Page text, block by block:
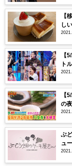
【
し
【
ト
【
の
ぶ
ュ